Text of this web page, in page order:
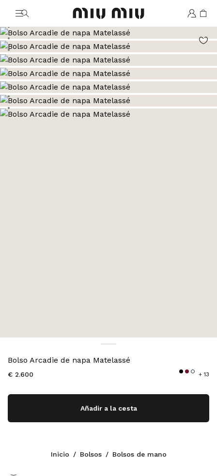
MiuMiu logo
Ver la imagen 1
Ver la imagen 2
Ver la imagen 3
Ver la imagen 4
Ver la imagen 5
Ver la imagen 6
Ver la imagen 7
Ver la imagen 8
Bolso Arcadie de napa Matelassé
€ 2.600 + 13
Añadir a la cesta
Inicio / Bolsos / Bolsos de mano